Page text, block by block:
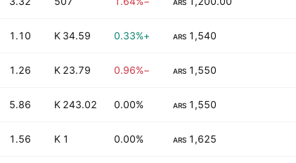
ARS
1,540
ARS
+0.33%
34.59 K
1.10
1,550
ARS
−0.96%
23.79 K
1.26
1,550
ARS
0.00%
243.02 K
5.86
1,625
ARS
0.00%
1 K
1.56